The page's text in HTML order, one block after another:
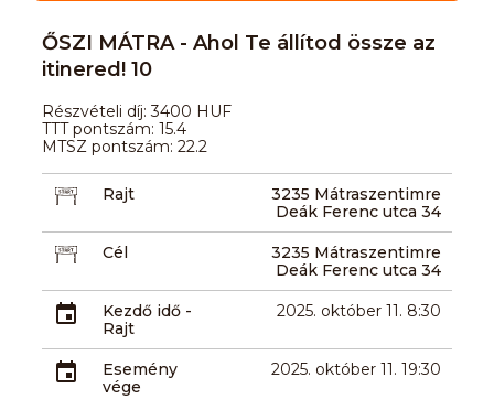
ŐSZI MÁTRA - Ahol Te állítod össze az
itinered! 10
Részvételi díj: 3400 HUF
TTT pontszám: 15.4
MTSZ pontszám: 22.2
Rajt
3235 Mátraszentimre
Deák Ferenc utca 34
Cél
3235 Mátraszentimre
Deák Ferenc utca 34
Kezdő idő -
Rajt
2025. október 11. 8:30
Esemény
vége
2025. október 11. 19:30